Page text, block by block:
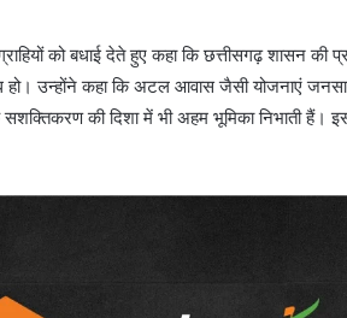
को बधाई देते हुए कहा कि छत्तीसगढ़ शासन की
हो। उन्होंने कहा कि अटल आवास जैसी योजनाएं
की दिशा में भी अहम भूमिका निभाती हैं।